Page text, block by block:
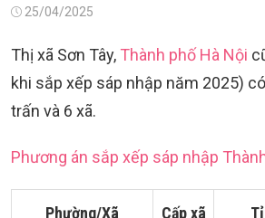
Đăng25/04/2025
Thị xã Sơn Tây, Thành phố Hà Nội
khi sắp xếp sáp nhập năm 2025)
trấn và 6 xã.
Phương án sắp xếp sáp nhập
Phường/Xã Cấp xã